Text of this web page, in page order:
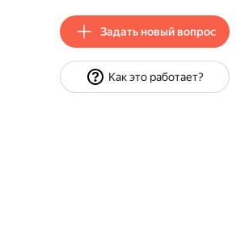
Задать новый вопрос
Как это работает?